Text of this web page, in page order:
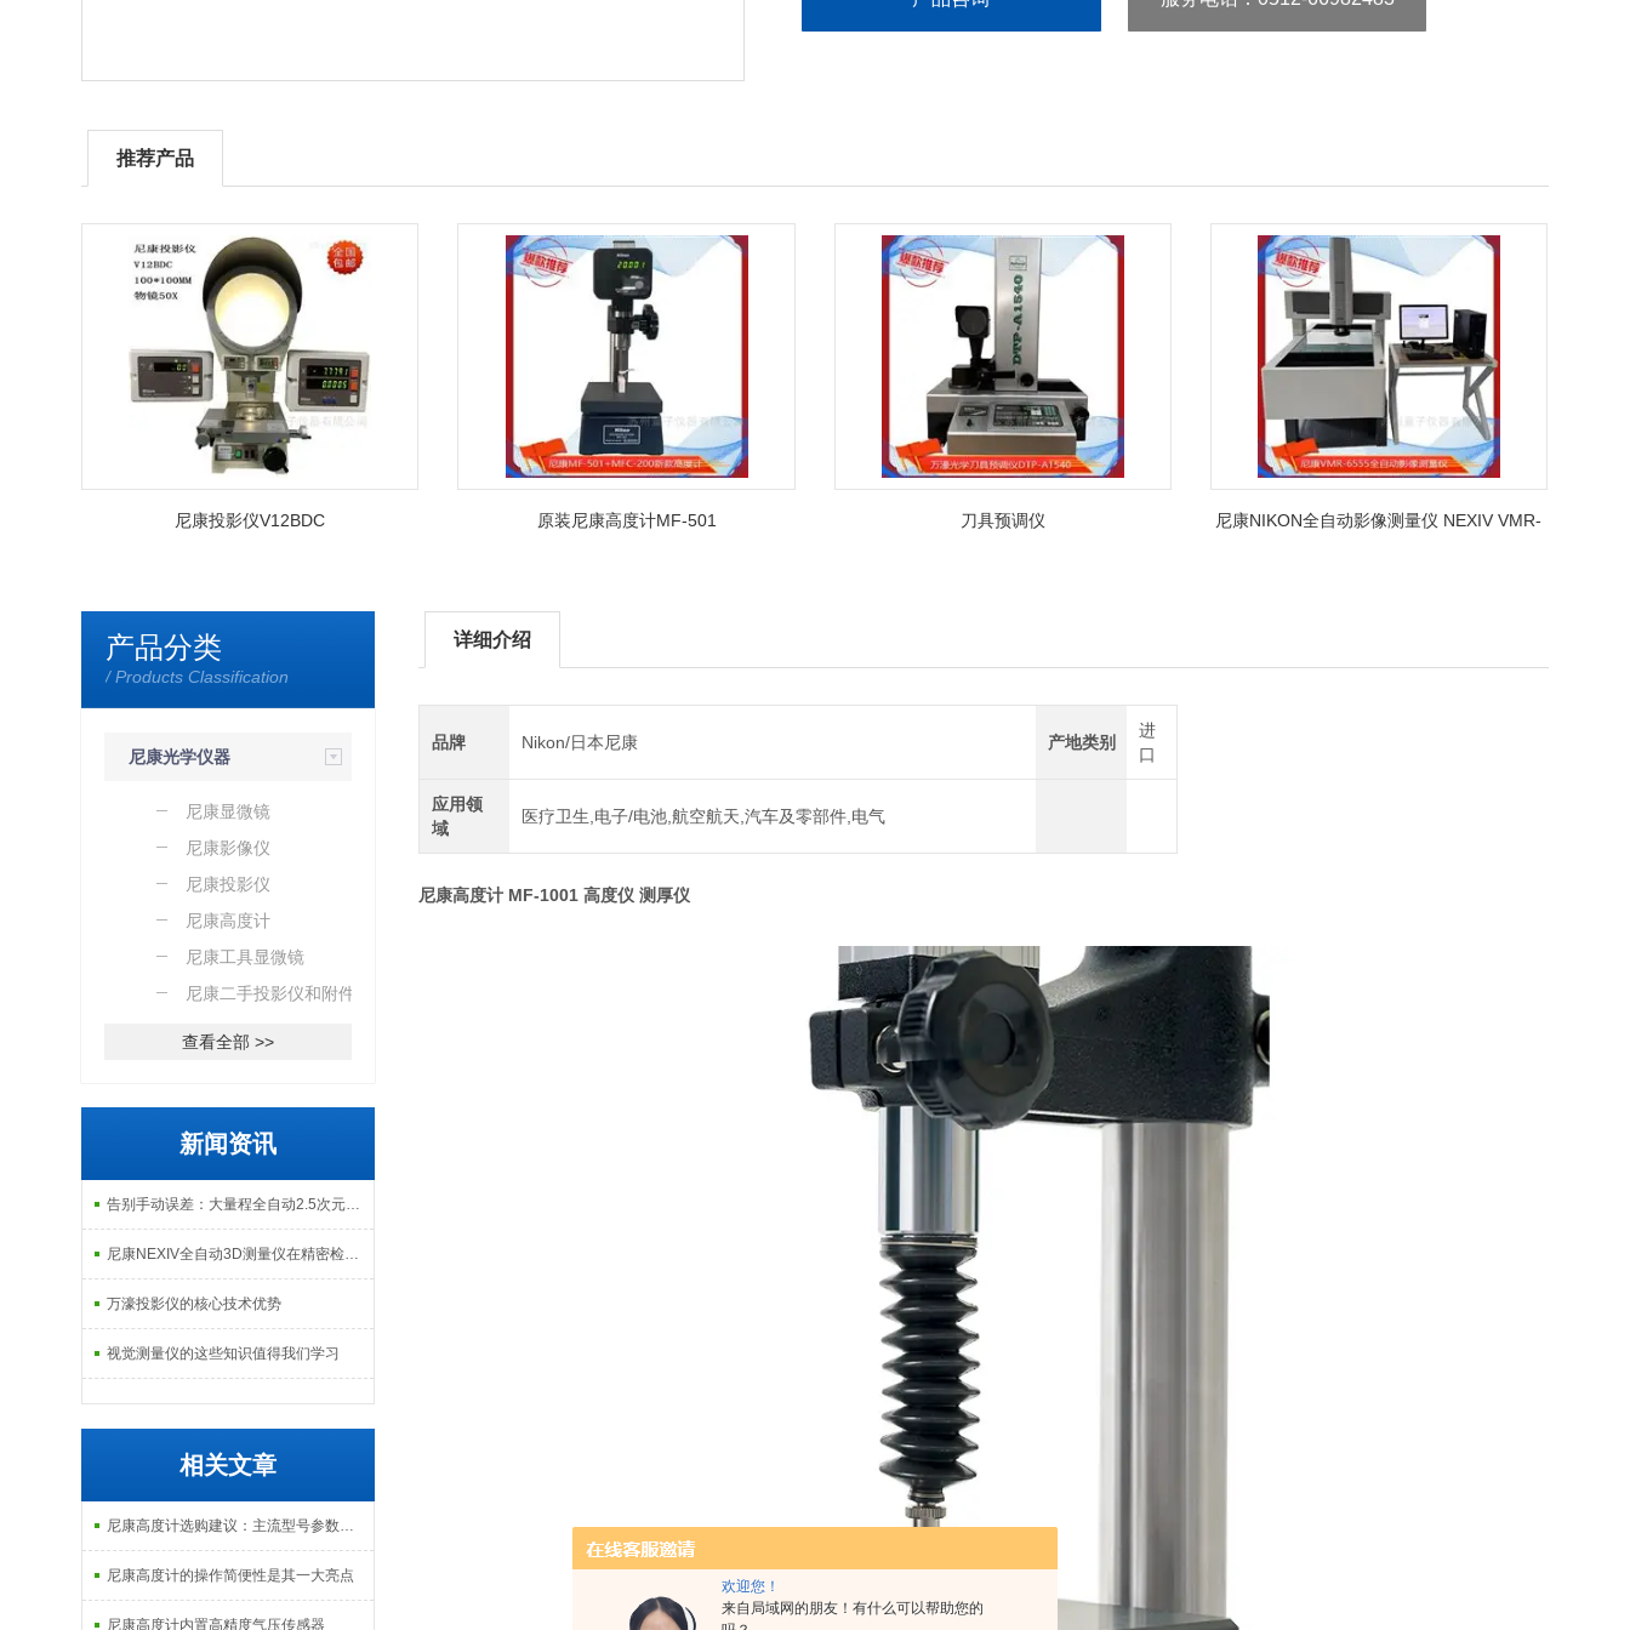
欢迎您！
来自局域网的朋友！有什么可以帮助您的
推荐产品
尼康投影仪V12BDC 原装尼康高度计MF-501 刀具预调仪
尼康NIKON全自动影像测量仪 NEXIV VMR-
产品分类
/ Products Classification
尼康光学仪器
尼康显微镜
尼康影像仪
尼康投影仪
尼康高度计
尼康工具显微镜
尼康二手投影仪和附件
查看全部 >>
新闻资讯
告别手动误差：大量程全自动2.5次元测量机如何实现高效精密质检？
尼康NEXIV全自动3D测量仪在精密检测中的应用
万濠投影仪的核心技术优势
视觉测量仪的这些知识值得我们学习
相关文章
尼康高度计选购建议：主流型号参数、价格及口碑对比
尼康高度计的操作简便性是其一大亮点
尼康高度计内置高精度气压传感器
详细介绍
品牌 Nikon/日本尼康 产地类别
进
口
应用领
域
医疗卫生,电子/电池,航空航天,汽车及零部件,电气
尼康高度计 MF-1001 高度仪 测厚仪